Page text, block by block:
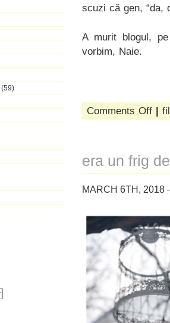
(59)
scuzi că gen, “da,
A murit blogul,
vorbim, Naie.
Comments Offon
we
we
don’t
|
era un frig
MARCH 6TH, 2018